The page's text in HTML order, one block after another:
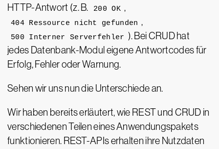
HTTP-Antwort (z. B. 200 OK ,
404 Ressource nicht gefunden ,
500 Interner Serverfehler ). Bei CRUD hat
jedes Datenbank-Modul eigene Antwortcodes für
Erfolg, Fehler oder Warnung.
Sehen wir uns nun die Unterschiede an.
Wir haben bereits erläutert, wie REST und CRUD in
verschiedenen Teilen eines Anwendungspakets
funktionieren. REST-APIs erhalten ihre Nutzdaten